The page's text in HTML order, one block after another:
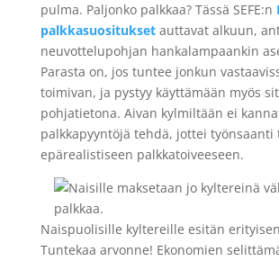
pulma. Paljonko palkkaa? Tässä SEFE:n
palkkasuosituksetauttavat alkuun,
neuvottelupohjan hankalampaankin
Parasta on, jos tuntee jonkun
toimivan, ja pystyy käyttämään myös
pohjatietona. Aivan kylmiltään ei
palkkapyyntöjä tehdä, jottei työnsaanti
epärealistiseen palkkatoiveeseen.
Naispuolisille kyltereille esitän
Tuntekaa arvonne! Ekonomien